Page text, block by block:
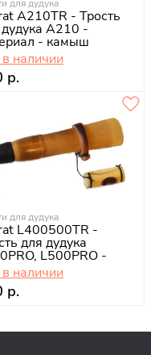
для дудука
A210TR - Трость
A210 -
- камыш
наличии
р.
для дудука
L400500TR -
для дудука
L500PRO -
- камыш
наличии
р.